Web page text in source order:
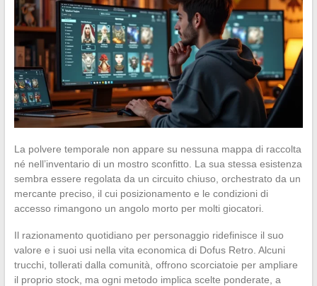
La polvere temporale non appare su nessuna mappa di raccolta
né nell’inventario di un mostro sconfitto. La sua stessa esistenza
sembra essere regolata da un circuito chiuso, orchestrato da un
mercante preciso, il cui posizionamento e le condizioni di
accesso rimangono un angolo morto per molti giocatori.
Il razionamento quotidiano per personaggio ridefinisce il suo
valore e i suoi usi nella vita economica di Dofus Retro. Alcuni
trucchi, tollerati dalla comunità, offrono scorciatoie per ampliare
il proprio stock, ma ogni metodo implica scelte ponderate, a